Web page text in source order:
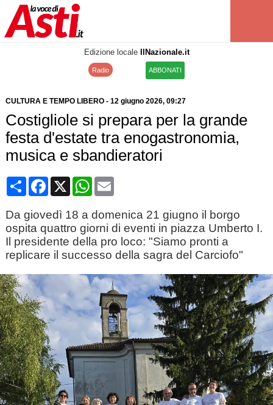
Edizione locale IlNazionale.it
Radio ABBONATI
CULTURA E TEMPO LIBERO- 12 giugno 2026, 09:27
Costigliole si prepara per la grande
festa d'estate tra enogastronomia,
musica e sbandieratori
CondividiFacebook
X WhatsApp
Email
Da giovedì 18 a domenica 21 giugno il borgo
ospita quattro giorni di eventi in piazza Umberto I.
Il presidente della pro loco: "Siamo pronti a
replicare il successo della sagra del Carciofo"